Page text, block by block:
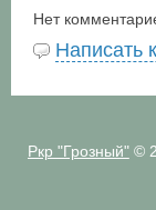
Нет
Написать
Ркр "Грозный"©